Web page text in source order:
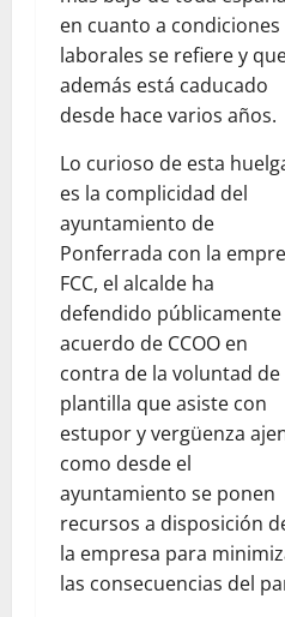
en cuanto a condiciones
laborales se refiere y
además está caducado
desde hace varios años.
Lo curioso de esta
es la complicidad del
ayuntamiento de
Ponferrada con la
FCC, el alcalde ha
defendido públicamente
acuerdo de CCOO en
contra de la voluntad de
plantilla que asiste con
estupor y vergüenza
como desde el
ayuntamiento se ponen
recursos a disposición
la empresa para
las consecuencias del